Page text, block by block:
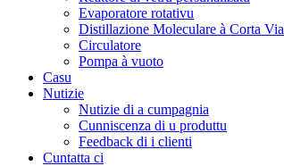
Evaporatore rotativu
Distillazione Moleculare à Corta Via
Circulatore
Pompa à vuoto
Casu
Nutizie
Nutizie di a cumpagnia
Cunniscenza di u produttu
Feedback di i clienti
Cuntatta ci